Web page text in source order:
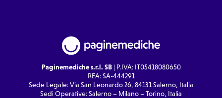
Paginemediche s.r.l. SB| P.IVA: IT05418080650
REA: SA-444291
Sede Legale: Via San Leonardo 26, 84131 Salerno, Italia
Sedi Operative: Salerno – Milano – Torino, Italia